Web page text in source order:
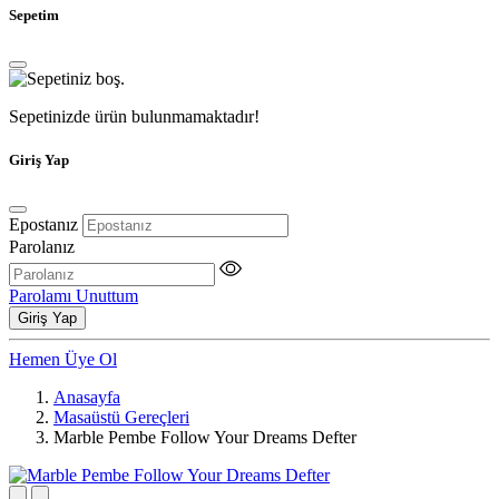
Sepetim
Sepetinizde ürün bulunmamaktadır!
Giriş Yap
Epostanız
Parolanız
Parolamı Unuttum
Giriş Yap
Hemen Üye Ol
Anasayfa
Masaüstü Gereçleri
Marble Pembe Follow Your Dreams Defter